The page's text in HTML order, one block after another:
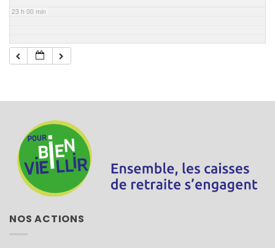
23 h 00 min
NOS ACTIONS